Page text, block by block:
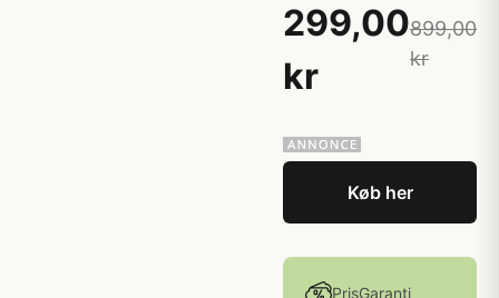
299,00
kr
899,00
kr
Køb her
PrisGaranti